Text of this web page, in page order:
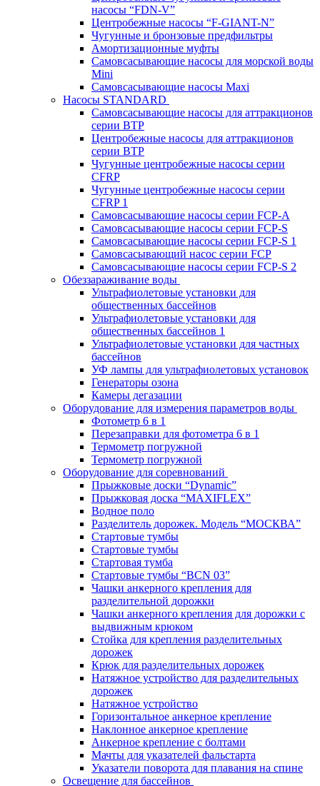
насосы “FDN-V”
Центробежные насосы “F-GIANT-N”
Чугунные и бронзовые предфильтры
Амортизационные муфты
Самовсасывающие насосы для морской воды
Mini
Самовсасывающие насосы Maxi
Насосы STANDARD
Самовсасывающие насосы для аттракционов
серии BTP
Центробежные насосы для аттракционов
серии BTP
Чугунные центробежные насосы серии
CFRP
Чугунные центробежные насосы серии
CFRP 1
Самовсасывающие насосы серии FCP-A
Самовсасывающие насосы серии FCP-S
Самовсасывающие насосы серии FCP-S 1
Самовсасывающий насос серии FCP
Самовсасывающие насосы серии FCP-S 2
Обеззараживание воды
Ультрафиолетовые установки для
общественных бассейнов
Ультрафиолетовые установки для
общественных бассейнов 1
Ультрафиолетовые установки для частных
бассейнов
УФ лампы для ультрафиолетовых установок
Генераторы озона
Камеры дегазации
Оборудование для измерения параметров воды
Фотометр 6 в 1
Перезаправки для фотометра 6 в 1
Термометр погружной
Термометр погружной
Оборудование для соревнований
Прыжковые доски “Dynamic”
Прыжковая доска “MAXIFLEX”
Водное поло
Разделитель дорожек. Модель “МОСКВА”
Стартовые тумбы
Стартовые тумбы
Стартовая тумба
Стартовые тумбы “BCN 03”
Чашки анкерного крепления для
разделительной дорожки
Чашки анкерного крепления для дорожки с
выдвижным крюком
Стойка для крепления разделительных
дорожек
Крюк для разделительных дорожек
Натяжное устройство для разделительных
дорожек
Натяжное устройство
Горизонтальное анкерное крепление
Наклонное анкерное крепление
Анкерное крепление с болтами
Мачты для указателей фальстарта
Указатели поворота для плавания на спине
Освещение для бассейнов